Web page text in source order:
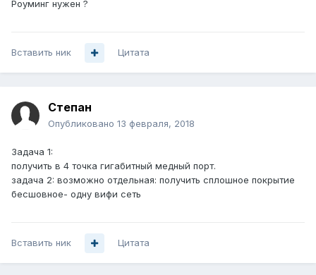
Роуминг нужен ?
Вставить ник Цитата
Степан
Опубликовано 13 февраля, 2018
Задача 1:
получить в 4 точка гигабитный медный порт.
задача 2: возможно отдельная: получить сплошное покрытие
бесшовное- одну вифи сеть
Вставить ник Цитата